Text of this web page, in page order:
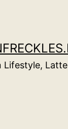
Lifestyle,